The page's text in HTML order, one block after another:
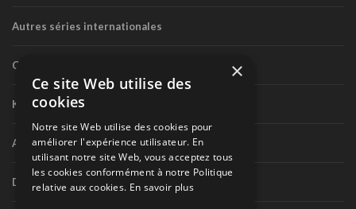
Autres séries internationales
Circuit routier canadien
Karting
Autres séries nationales
Divers
×
Ce site Web utilise des
cookies
Notre site Web utilise des cookies pour
améliorer l'expérience utilisateur. En
utilisant notre site Web, vous acceptez tous
les cookies conformément à notre Politique
relative aux cookies. En savoir plus